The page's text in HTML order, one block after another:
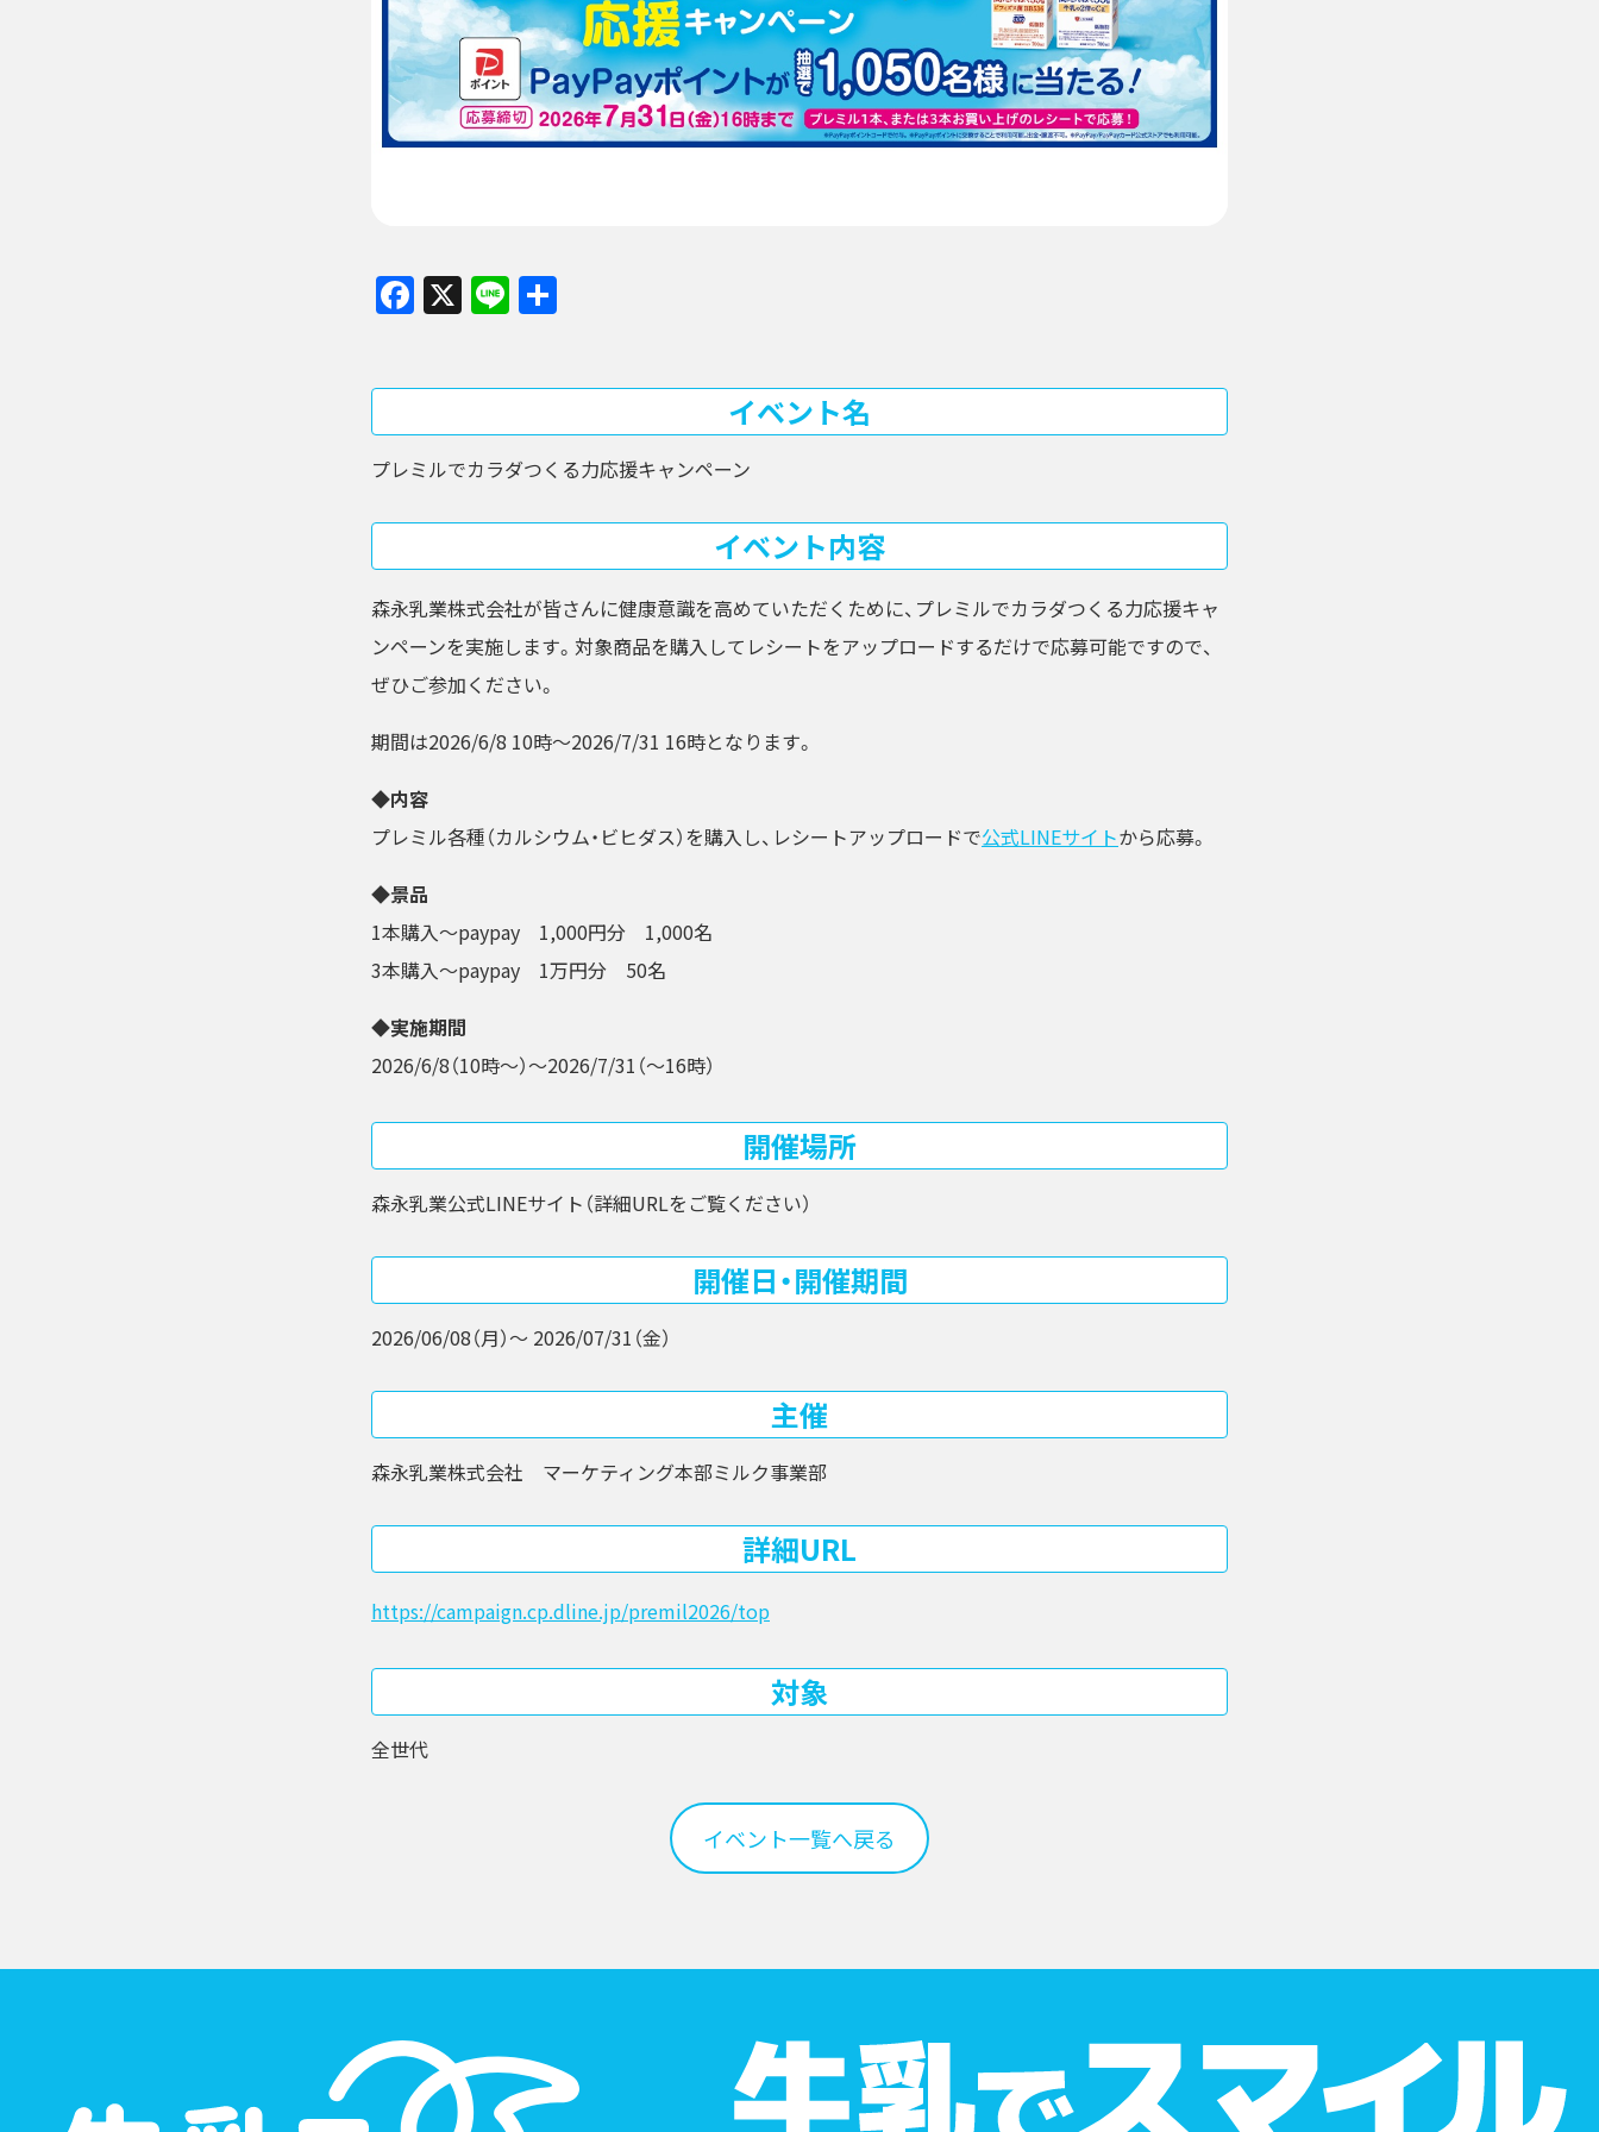
Facebook
X Line
イベント名
プレミルでカラダつくる力応援キャンペーン
イベント内容
森永乳業株式会社が皆さんに健康意識を高めていただくために、プレミルでカラダつくる力応援キャ
ンペーンを実施します。対象商品を購入してレシートをアップロードするだけで応募可能ですので、
ぜひご参加ください。
期間は2026/6/8 10時～2026/7/31 16時となります。
◆内容
プレミル各種（カルシウム・ビヒダス）を購入し、レシートアップロードで公式LINEサイトから応募。
◆景品
1本購入～paypay 1,000円分 1,000名
3本購入～paypay 1万円分 50名
◆実施期間
2026/6/8（10時～）～2026/7/31（～16時）
開催場所
森永乳業公式LINEサイト（詳細URLをご覧ください）
開催日・開催期間
2026/06/08（月）〜 2026/07/31（金）
主催
森永乳業株式会社 マーケティング本部ミルク事業部
詳細URL
https://campaign.cp.dline.jp/premil2026/top
対象
全世代
イベント一覧へ戻る